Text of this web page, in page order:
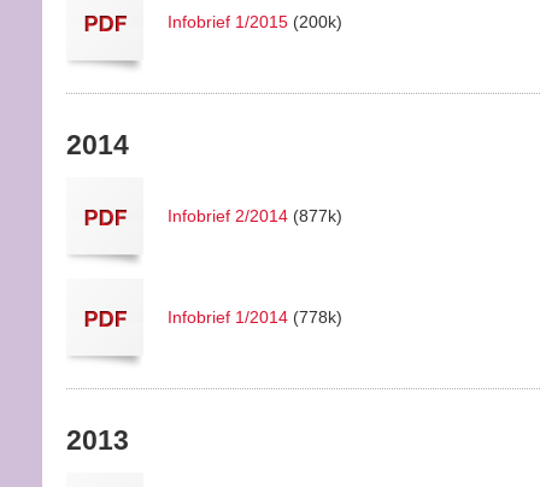
Infobrief 1/2015 (200k)
2014
Infobrief 2/2014 (877k)
Infobrief 1/2014 (778k)
2013